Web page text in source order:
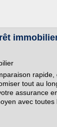
tout au
assurance
avec toutes